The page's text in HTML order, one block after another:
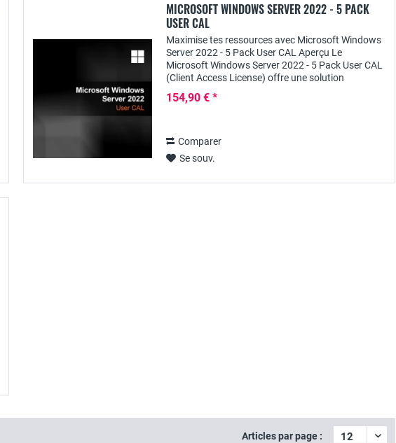
MICROSOFT WINDOWS SERVER 2022 - 5 PACK
USER CAL
Maximise tes ressources avec Microsoft Windows
Server 2022 - 5 Pack User CAL Aperçu Le
Microsoft Windows Server 2022 - 5 Pack User CAL
(Client Access License) offre une solution
gestion...
154,90 € *
Comparer
Se souv.
Articles par page :